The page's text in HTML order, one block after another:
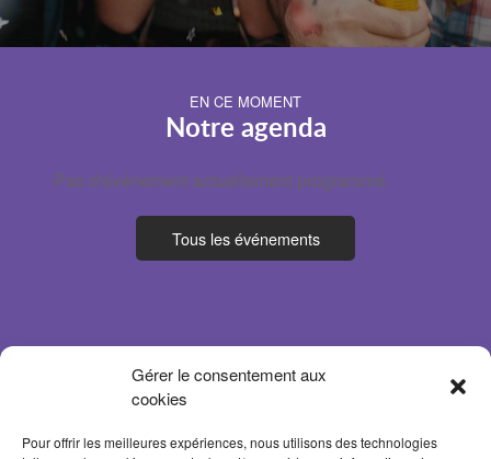
Gérer le consentement aux
cookies
Pour offrir les meilleures expériences, nous utilisons des technologies
EN CE MOMENT
Notre agenda
Pas d'événement actuellement programmé.
Tous les événements